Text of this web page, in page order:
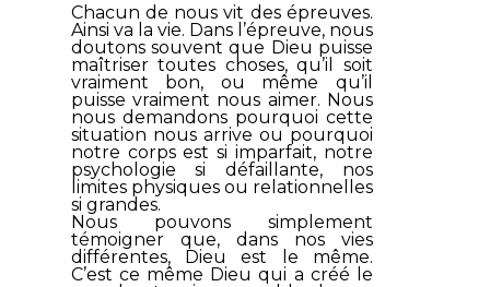
Chacun de nous vit des épreuves.
Ainsi va la vie. Dans l’épreuve, nous
doutons souvent que Dieu puisse
maîtriser toutes choses, qu’il soit
vraiment bon, ou même qu’il
puisse vraiment nous aimer. Nous
nous demandons pourquoi cette
situation nous arrive ou pourquoi
notre corps est si imparfait, notre
psychologie si défaillante, nos
limites physiques ou relationnelles
si grandes.
Nous pouvons simplement
témoigner que, dans nos vies
différentes, Dieu est le même.
C’est ce même Dieu qui a créé le